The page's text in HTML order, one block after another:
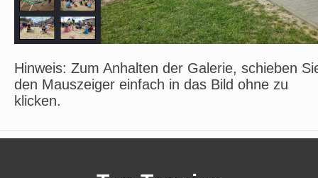
Hinweis: Zum Anhalten der Galerie, schieben
den Mauszeiger einfach in das Bild ohne zu
klicken.